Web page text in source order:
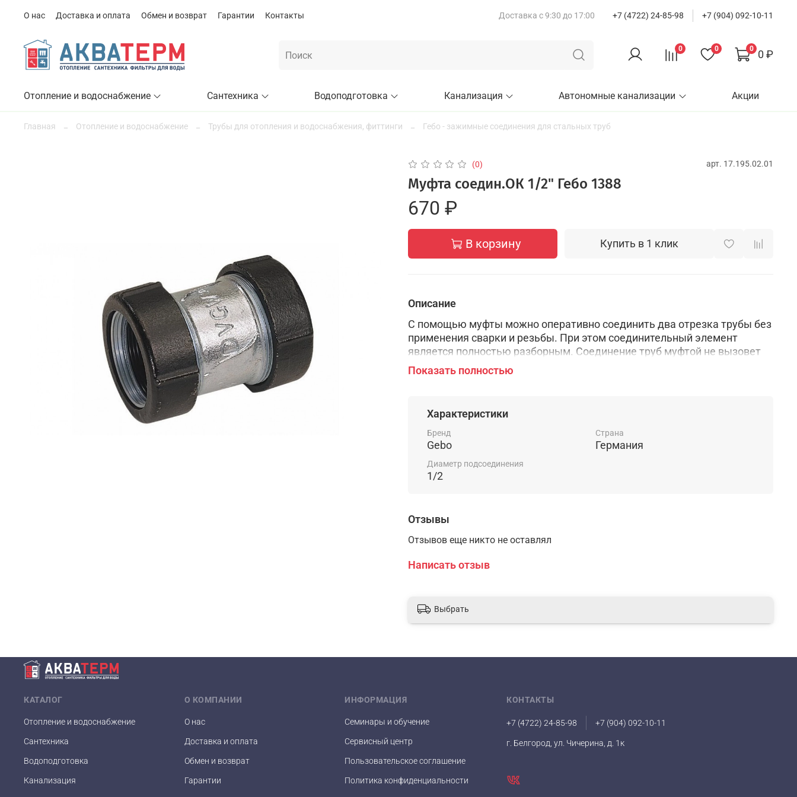
О нас Доставка и оплата Обмен и возврат Гарантии Контакты Доставка с 9:30 до 17:00 +7 (4722) 24-85-98 +7 (904) 092-10-11
0 0 0 0 ₽
Отопление и водоснабжение Сантехника Водоподготовка Канализация Автономные канализации Акции
Главная Отопление и водоснабжение Трубы для отопления и водоснабжения, фиттинги Гебо - зажимные соединения для стальных труб
(0) арт. 17.195.02.01
Муфта соедин.ОК 1/2" Гебо 1388
670 ₽
В корзину Купить в 1 клик
Описание
С помощью муфты можно оперативно соединить два отрезка трубы без
применения сварки и резьбы. При этом соединительный элемент
является полностью разборным. Соединение труб муфтой не вызовет
затруднений даже у новичка. Благодаря муфте быстро устраняются
аварии на трубопроводе без использования специального инструмента.
диапазоне температур. Муфта выдерживает давление в системе до 10
бар. Еще одно достоинство муфты – возможность многократного
применения. При этом необходимо заменить уплотнительное кольцо.
Показать полностью
Характеристики
Бренд
Gebo
Страна
Германия
Диаметр подсоединения
1/2
Отзывы
Отзывов еще никто не оставлял
Написать отзыв
Выбрать
КАТАЛОГ
Отопление и водоснабжение
Сантехника
Водоподготовка
Канализация
О КОМПАНИИ
О нас
Доставка и оплата
Обмен и возврат
Гарантии
ИНФОРМАЦИЯ
Семинары и обучение
Сервисный центр
Пользовательское соглашение
Политика конфиденциальности
КОНТАКТЫ
+7 (4722) 24-85-98 +7 (904) 092-10-11
г. Белгород, ул. Чичерина, д. 1к